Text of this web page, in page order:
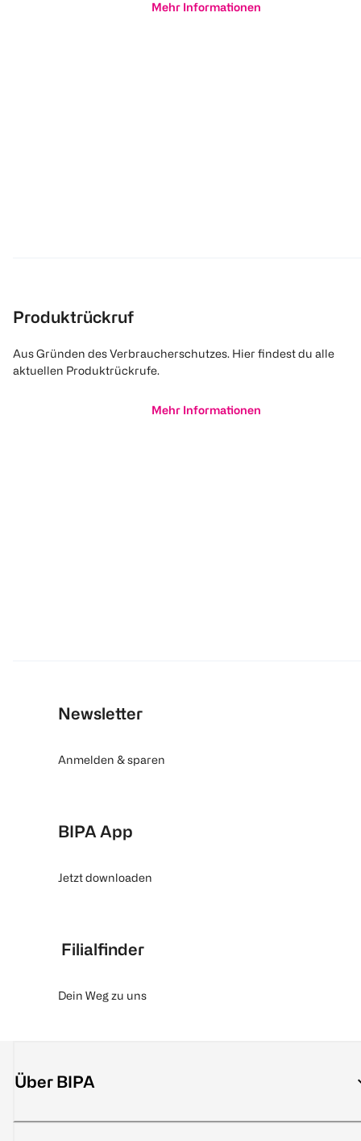
Mehr Informationen
Produktrückruf
Aus Gründen des Verbraucherschutzes. Hier findest du alle
aktuellen Produktrückrufe.
Mehr Informationen
Newsletter
Anmelden & sparen
BIPA App
Jetzt downloaden
Filialfinder
Dein Weg zu uns
Über BIPA